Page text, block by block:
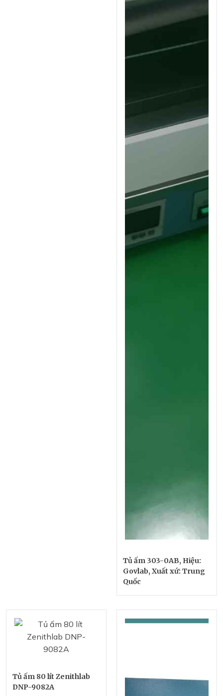
Tủ ấm 303-0AB, Hiệu:
Govlab, Xuất xứ: Trung
Quốc
Tủ ấm 80 lít Zenithlab
DNP-9082A